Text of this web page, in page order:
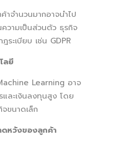
าจำนวนมากอาจนำไป
วามเป็นส่วนตัว ธุรกิจ
ะเบียบ เช่น GDPR
ลยี
Learning อาจ
ละเงินลงทุนสูง โดย
จขนาดเล็ก
ดหวังของลูกค้า